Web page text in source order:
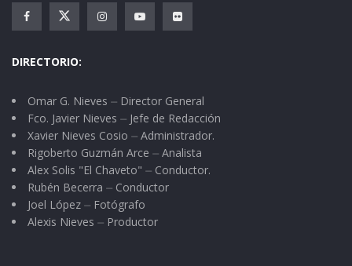
DIRECTORIO:
Omar G. Nieves ⏤ Director General
Fco. Javier Nieves ⏤ Jefe de Redacción
Xavier Nieves Cosio ⏤ Administrador.
Rigoberto Guzmán Arce ⏤ Analista
Alex Solis "El Chaveto" ⏤ Conductor.
Rubén Becerra ⏤ Conductor
Joel López ⏤ Fotógrafo
Alexis Nieves ⏤ Productor